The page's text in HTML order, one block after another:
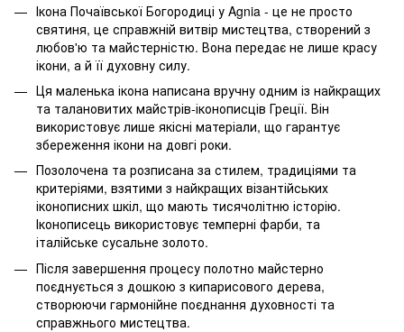
Ікона Почаївської Богородиці у Agnia - це не просто
святиня, це справжній витвір мистецтва, створений з
любов'ю та майстерністю. Вона передає не лише красу
ікони, а й її духовну силу.
Ця маленька ікона написана вручну одним із найкращих
та талановитих майстрів-іконописців Греції. Він
використовує лише якісні матеріали, що гарантує
збереження ікони на довгі роки.
Позолочена та розписана за стилем, традиціями та
критеріями, взятими з найкращих візантійських
іконописних шкіл, що мають тисячолітню історію.
Іконописець використовує темперні фарби, та
італійське сусальне золото.
Після завершення процесу полотно майстерно
поєднується з дошкою з кипарисового дерева,
створюючи гармонійне поєднання духовності та
справжнього мистецтва.